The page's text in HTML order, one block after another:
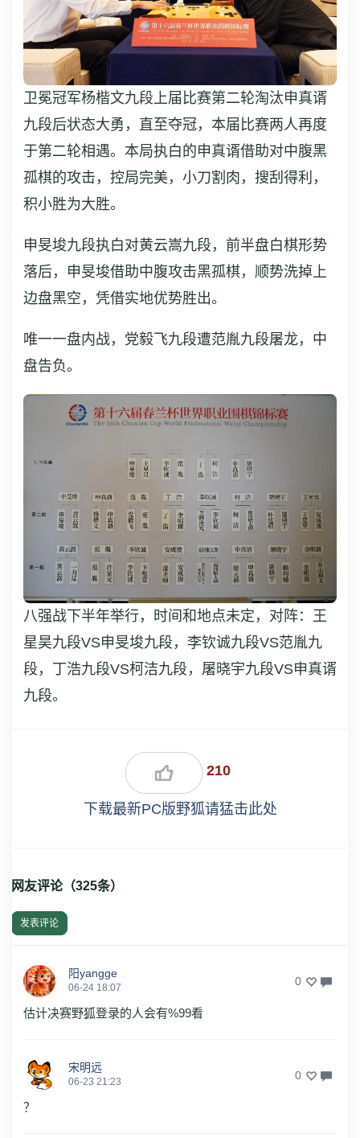
卫冕冠军杨楷文九段上届比赛第二轮淘汰申真谞
九段后状态大勇，直至夺冠，本届比赛两人再度
于第二轮相遇。本局执白的申真谞借助对中腹黑
孤棋的攻击，控局完美，小刀割肉，搜刮得利，
积小胜为大胜。
申旻埈九段执白对黄云嵩九段，前半盘白棋形势
落后，申旻埈借助中腹攻击黑孤棋，顺势洗掉上
边盘黑空，凭借实地优势胜出。
唯一一盘内战，党毅飞九段遭范胤九段屠龙，中
盘告负。
八强战下半年举行，时间和地点未定，对阵：王
星昊九段VS申旻埈九段，李钦诚九段VS范胤九
段，丁浩九段VS柯洁九段，屠晓宇九段VS申真谞
九段。
210
下载最新PC版野狐请猛击此处
网友评论（325条）
发表评论
阳yangge
06-24 18:07 0
估计决赛野狐登录的人会有%99看
宋明远
06-23 21:23 0
？